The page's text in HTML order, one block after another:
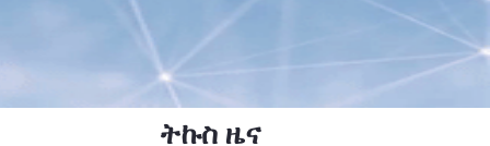
ትኩስ ዜና